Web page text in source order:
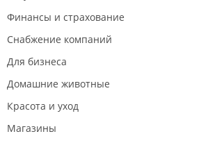
Финансы и страхование
Снабжение компаний
Для бизнеса
Домашние животные
Красота и уход
Магазины